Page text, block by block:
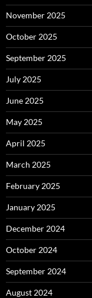
November 2025
October 2025
September 2025
July 2025
June 2025
May 2025
April 2025
March 2025
February 2025
January 2025
December 2024
October 2024
September 2024
August 2024